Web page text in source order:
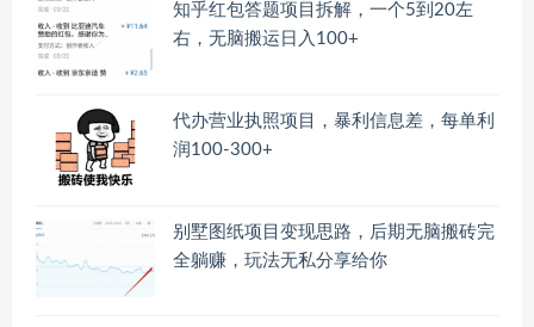
知乎红包答题项目拆解，一个5到20左
右，无脑搬运日入100+
代办营业执照项目，暴利信息差，每单利
润100-300+
别墅图纸项目变现思路，后期无脑搬砖完
全躺赚，玩法无私分享给你